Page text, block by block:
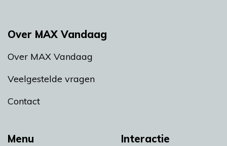
Menu Interactie
Over MAX Vandaag
Over MAX Vandaag
Veelgestelde vragen
Contact